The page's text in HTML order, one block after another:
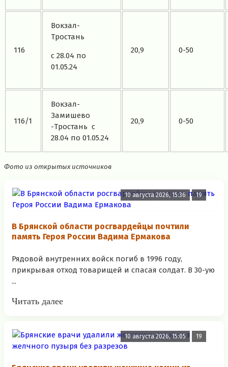
116
Вокзал-
Тростань
с 28.04 по
01.05.24
20,9 0-50
116/1
Вокзал-
Замишево
-Тростань с
28.04 по 01.05.24
20,9 0-50
Фото из открытых источников
10 августа 2026, 15:36 19
В Брянской области росгвардейцы почтили
память Героя России Вадима Ермакова
Рядовой внутренних войск погиб в 1996 году,
прикрывая отход товарищей и спасая солдат. В 30-ую
...
Читать далее
10 августа 2026, 15:05 19